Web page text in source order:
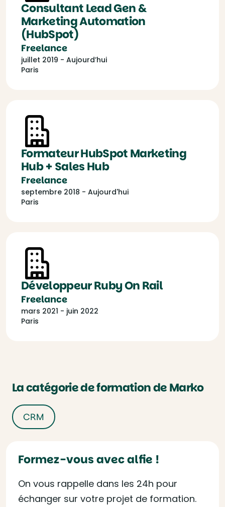
Consultant Lead Gen &
Marketing Automation
(HubSpot)
Freelance
juillet 2019 - Aujourd’hui
Paris
Formateur HubSpot Marketing
Hub + Sales Hub
Freelance
septembre 2018 - Aujourd'hui
Paris
Développeur Ruby On Rail
Freelance
mars 2021 - juin 2022
Paris
La catégorie de formation de Marko
CRM
Formez-vous avec alfie !
On vous rappelle dans les 24h pour
échanger sur votre projet de formation.